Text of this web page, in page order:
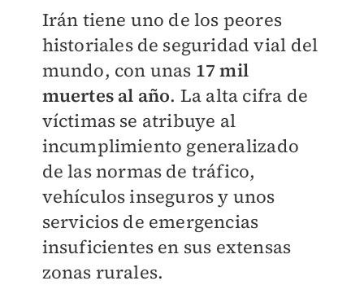
Irán tiene uno de los peores
historiales de seguridad vial del
mundo, con unas 17 mil
muertes al año. La alta cifra de
víctimas se atribuye al
incumplimiento generalizado
de las normas de tráfico,
vehículos inseguros y unos
servicios de emergencias
insuficientes en sus extensas
zonas rurales.